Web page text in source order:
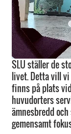
SLU ställer de
livet. Detta vill
finns på plats
huvudorters
ämnesbredd
gemensamt